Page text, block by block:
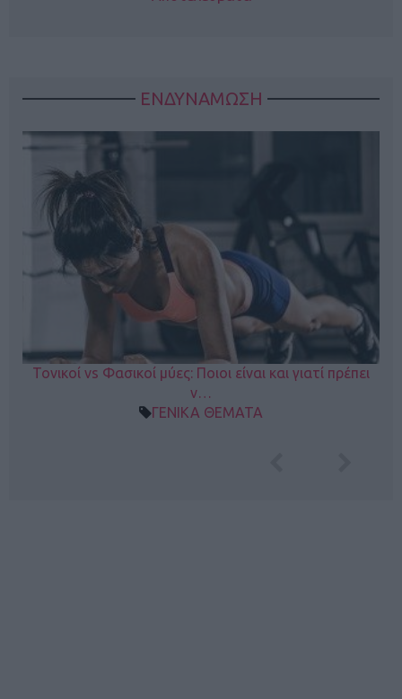
ΕΝΔΥΝΑΜΩΣΗ
Τονικοί vs Φασικοί μύες: Ποιοι είναι και γιατί πρέπει
ν…
ΓΕΝΙΚΑ ΘΕΜΑΤΑ